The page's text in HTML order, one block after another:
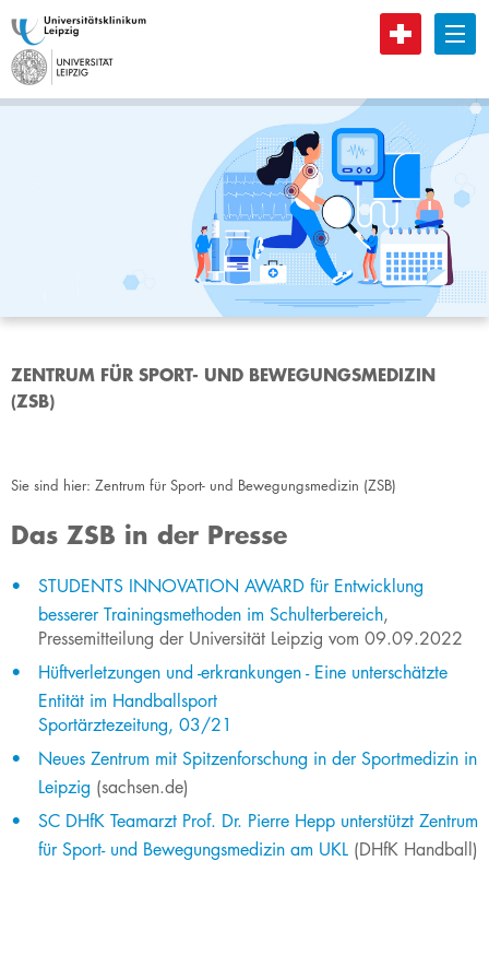
B
ZENTRUM FÜR SPORT- UND BEWEGUNGSMEDIZIN
(ZSB)
Sie sind hier: Zentrum für Sport- und Bewegungsmedizin (ZSB)
Das ZSB in der Presse
STUDENTS INNOVATION AWARD für Entwicklung
besserer Trainingsmethoden im Schulterbereich,
Pressemitteilung der Universität Leipzig vom 09.09.2022
Hüftverletzungen und -erkrankungen - Eine unterschätzte
Entität im Handballsport
Sport​ärztezeitung, 03/21
Neues Zentrum mit Spitzenforsc​hung in der Sportmedizin in
Leipzig​ (sachsen.de)
SC DHfK Teamar​zt Prof. Dr. Pierre Hepp unterstützt Zentrum
für Sport- und Bewegungsmedizin am UKL​ (DHfK Handball)​​